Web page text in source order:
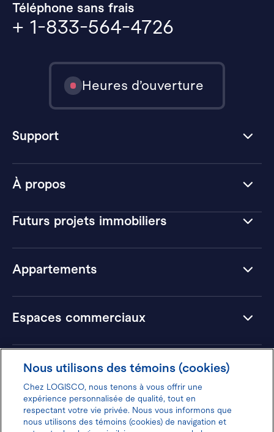
À propos
Futurs projets immobiliers
Appartements
Espaces commerciaux
Hôtels
Téléphone sans frais
+ 1-833-564-4726
Heures d’ouverture
Support
Nous utilisons des témoins (cookies)
Chez LOGISCO, nous tenons à vous offrir une
expérience personnalisée de qualité, tout en
respectant votre vie privée. Nous vous informons que
nous utilisons des témoins (cookies) de navigation et